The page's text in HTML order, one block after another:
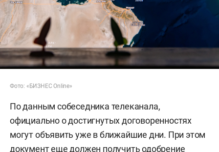
Фото: «БИЗНЕС Online»
По данным собеседника телеканала,
официально о достигнутых договоренностях
могут объявить уже в ближайшие дни. При этом
документ еще должен получить одобрение